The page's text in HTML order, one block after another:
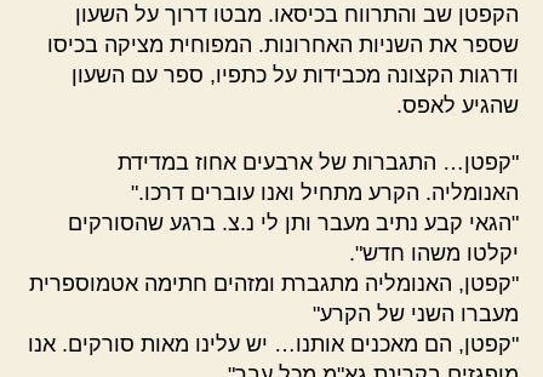
הקפטן שב והתרווח בכיסאו. מבטו דרוך על השעון
שספר את השניות האחרונות. המפוחית מציקה בכיסו
ודרגות הקצונה מכבידות על כתפיו, ספר עם השעון
שהגיע לאפס.
"קפטן… התגברות של ארבעים אחוז במדידת
האנומליה. הקרע מתחיל ואנו עוברים דרכו."
"הגאי קבע נתיב מעבר ותן לי נ.צ. ברגע שהסורקים
יקלטו משהו חדש".
"קפטן, האנומליה מתגברת ומזהים חתימה אטמוספרית
מעברו השני של הקרע"
"קפטן, הם מאכנים אותנו… יש עלינו מאות סורקים. אנו